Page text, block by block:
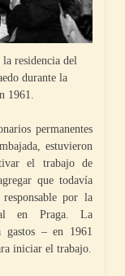
la residencia del
durante la
1961.
permanentes
estuvieron
el trabajo de
que todavía
por la
en Praga. La
– en 1961
iniciar el trabajo.